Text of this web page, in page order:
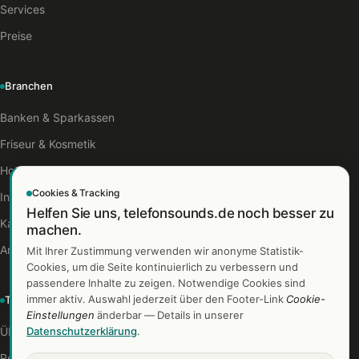
Services
Preise
Branchen
Banken & Sparkassen
Friseur & Kosmetik
Hotels & Gastro
Industrie
Kanzleien
Arztpraxen
TelefonSounds
Über uns
Cookies & Tracking
Helfen Sie uns, telefonsounds.de noch besser zu
machen.
Mit Ihrer Zustimmung verwenden wir anonyme Statistik-
Cookies, um die Seite kontinuierlich zu verbessern und
passendere Inhalte zu zeigen. Notwendige Cookies sind
immer aktiv. Auswahl jederzeit über den Footer-Link Cookie-
Einstellungen änderbar — Details in unserer
Datenschutzerklärung.